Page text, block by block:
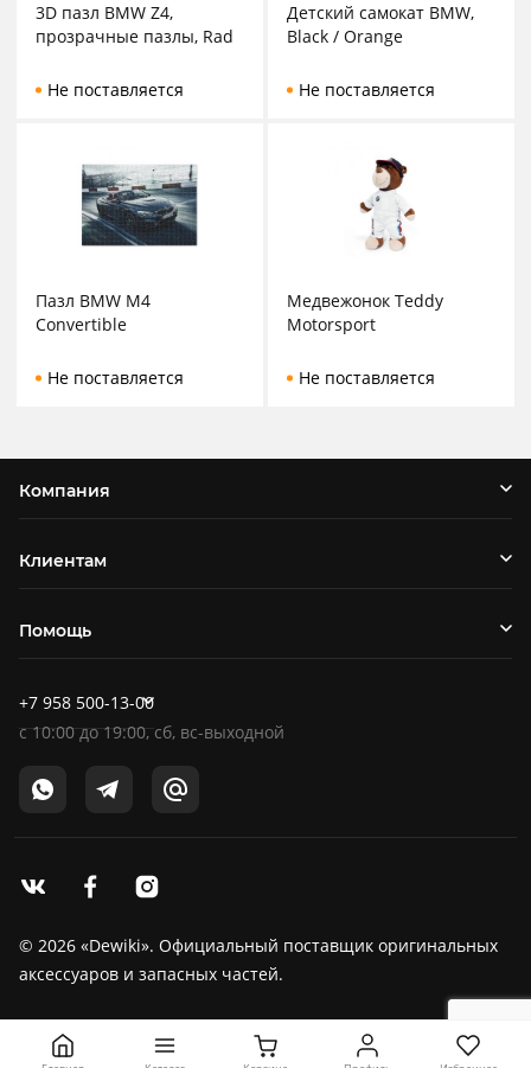
3D пазл BMW Z4,
прозрачные пазлы, Rad
Не поставляется
Детский самокат BMW,
Black / Orange
Не поставляется
Пазл BMW M4
Convertible
Не поставляется
Медвежонок Teddy
Motorsport
Не поставляется
Компания
Клиентам
Помощь
+7 958 500-13-00
c10:00до19:00, сб, вс-выходной
© 2026 «Dewiki». Официальный поставщик оригинальных
аксессуаров и запасных частей.